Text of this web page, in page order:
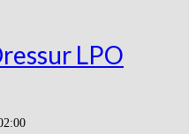
LPO